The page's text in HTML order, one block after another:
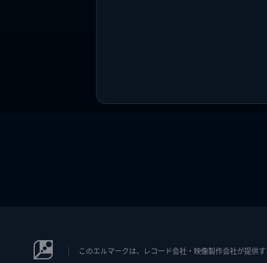
このエルマークは、レコード会社・映像製作会社が提供